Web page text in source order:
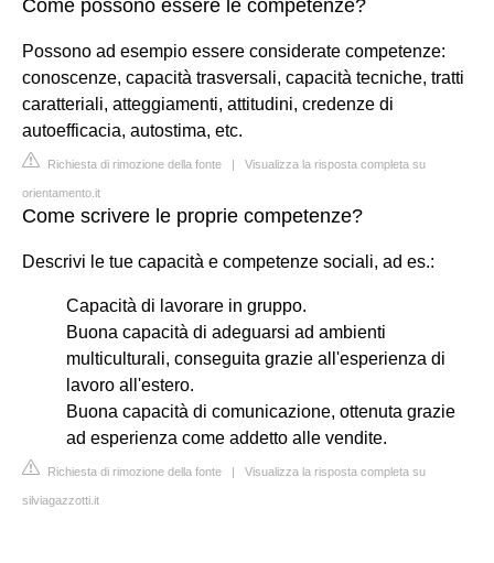
Come possono essere le competenze?
Possono ad esempio essere considerate competenze:
conoscenze, capacità trasversali, capacità tecniche, tratti
caratteriali, atteggiamenti, attitudini, credenze di
autoefficacia, autostima, etc.
Richiesta di rimozione della fonte | Visualizza la risposta completa su
orientamento.it
Come scrivere le proprie competenze?
Descrivi le tue capacità e competenze sociali, ad es.:
Capacità di lavorare in gruppo.
Buona capacità di adeguarsi ad ambienti
multiculturali, conseguita grazie all'esperienza di
lavoro all'estero.
Buona capacità di comunicazione, ottenuta grazie
ad esperienza come addetto alle vendite.
Richiesta di rimozione della fonte | Visualizza la risposta completa su
silviagazzotti.it